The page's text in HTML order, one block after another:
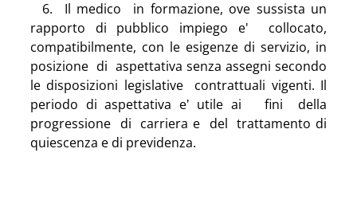
rapporto di pubblico impiego e'  collocato,
compatibilmente, con le esigenze di servizio, in
posizione  di  aspettativa senza assegni secondo
le disposizioni legislative  contrattuali vigenti. Il
periodo di aspettativa e' utile ai   fini  della
progressione  di  carriera e  del  trattamento di
quiescenza e di previdenza.